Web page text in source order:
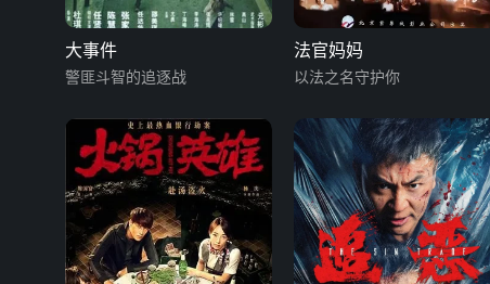
大事件
警匪斗智的追逐战
法官妈妈
以法之名守护你